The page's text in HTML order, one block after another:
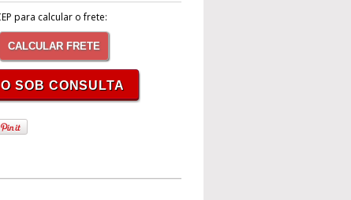
para calcular o frete:
CALCULAR FRETE